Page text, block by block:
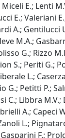
E.; Lenti
E.; Valeriani
A.; Gentilucci
M.A.;
G.; Rizzo
S.; Periti G.;
L.;
G.; Petitti P.;
Libbra
A.;
L.;
F.;